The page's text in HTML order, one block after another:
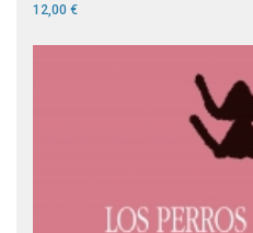
12,00 €